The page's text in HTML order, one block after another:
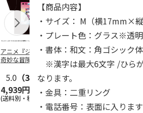
アニメ『ジョジョの
奇妙な冒険 黄金の
…
5.0 （3）
4,939円
(送料別・税込)
コジコジ／ショルダ
ー付きバッグ
1,760円
(送料別・税込)
ル
【商品内容】
・サイズ： M（横17mm×
・プレート色：グラス※透
・書体：和文：角ゴシック
※漢字は最大6文字 /ひら
なります。
・金具：二重リング
・電話番号：表面に入ります